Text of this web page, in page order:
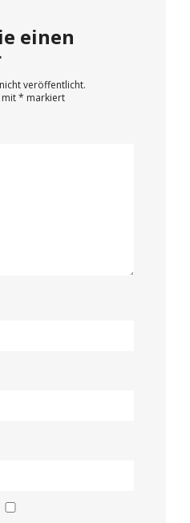
einen
veröffentlicht.
mit* markiert